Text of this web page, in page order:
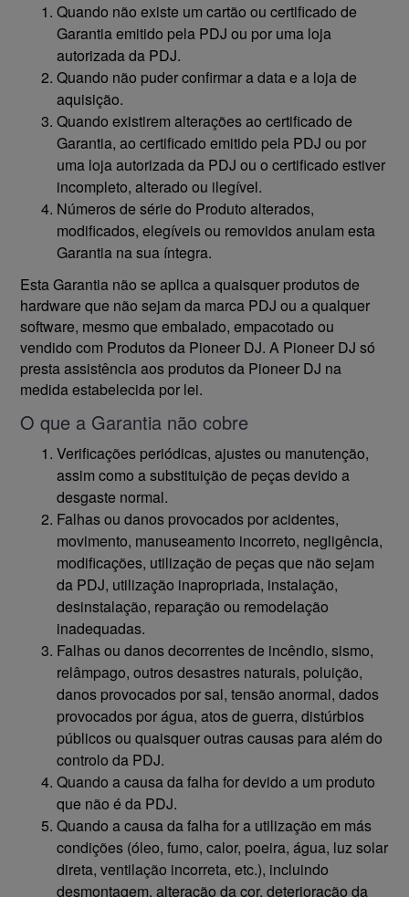
Quando não existe um cartão ou certificado de
Garantia emitido pela PDJ ou por uma loja
autorizada da PDJ.
Quando não puder confirmar a data e a loja de
aquisição.
Quando existirem alterações ao certificado de
Garantia, ao certificado emitido pela PDJ ou por
uma loja autorizada da PDJ ou o certificado estiver
incompleto, alterado ou ilegível.
Números de série do Produto alterados,
modificados, elegíveis ou removidos anulam esta
Garantia na sua íntegra.
Esta Garantia não se aplica a quaisquer produtos de
hardware que não sejam da marca PDJ ou a qualquer
software, mesmo que embalado, empacotado ou
vendido com Produtos da Pioneer DJ. A Pioneer DJ só
presta assistência aos produtos da Pioneer DJ na
medida estabelecida por lei.
O que a Garantia não cobre
Verificações periódicas, ajustes ou manutenção,
assim como a substituição de peças devido a
desgaste normal.
Falhas ou danos provocados por acidentes,
movimento, manuseamento incorreto, negligência,
modificações, utilização de peças que não sejam
da PDJ, utilização inapropriada, instalação,
desinstalação, reparação ou remodelação
inadequadas.
Falhas ou danos decorrentes de incêndio, sismo,
relâmpago, outros desastres naturais, poluição,
danos provocados por sal, tensão anormal, dados
provocados por água, atos de guerra, distúrbios
públicos ou quaisquer outras causas para além do
controlo da PDJ.
Quando a causa da falha for devido a um produto
que não é da PDJ.
Quando a causa da falha for a utilização em más
condições (óleo, fumo, calor, poeira, água, luz solar
direta, ventilação incorreta, etc.), incluindo
desmontagem, alteração da cor, deterioração da